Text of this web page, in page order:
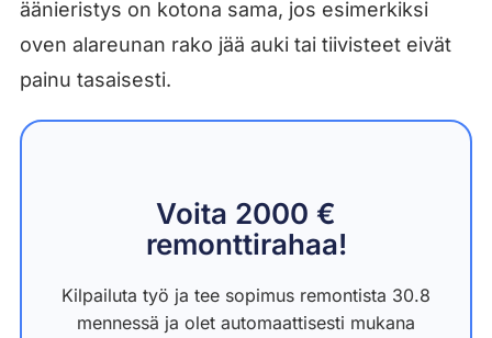
äänieristys on kotona sama, jos esimerkiksi
oven alareunan rako jää auki tai tiivisteet eivät
painu tasaisesti.
Voita 2000 €
remonttirahaa!
Kilpailuta työ ja tee sopimus remontista 30.8
mennessä ja olet automaattisesti mukana